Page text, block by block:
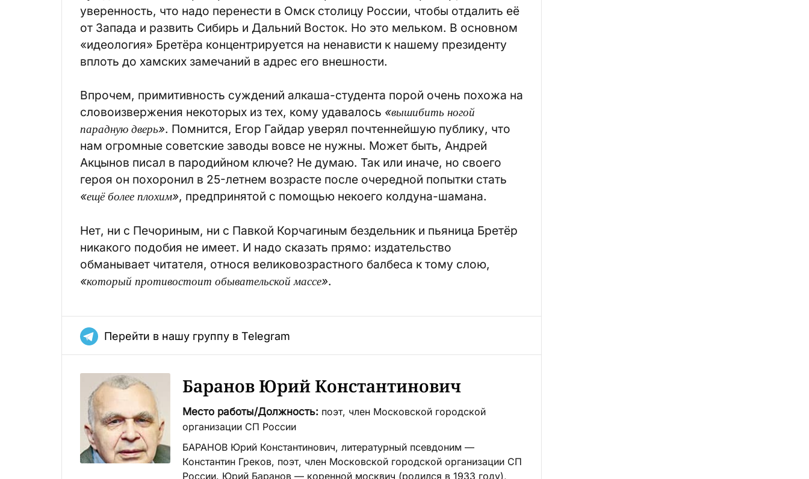
уверенность, что надо перенести в Омск столицу России, чтобы отдалить её
от Запада и развить Сибирь и Дальний Восток. Но это мельком. В основном
«идеология» Бретёра концентрируется на ненависти к нашему президенту
вплоть до хамских замечаний в адрес его внешности.
Впрочем, примитивность суждений алкаша-студента порой очень похожа на
словоизвержения некоторых из тех, кому удавалось «вышибить ногой
парадную дверь». Помнится, Егор Гайдар уверял почтеннейшую публику, что
нам огромные советские заводы вовсе не нужны. Может быть, Андрей
Акцынов писал в пародийном ключе? Не думаю. Так или иначе, но своего
героя он похоронил в 25-летнем возрасте после очередной попытки стать
«ещё более плохим», предпринятой с помощью некоего колдуна-шамана.
Нет, ни с Печориным, ни с Павкой Корчагиным бездельник и пьяница Бретёр
никакого подобия не имеет. И надо сказать прямо: издательство
обманывает читателя, относя великовозрастного балбеса к тому слою,
«который противостоит обывательской массе».
Перейти в нашу группу в Telegram
Баранов Юрий Константинович
Место работы/Должность: поэт, член Московской городской
организации СП России
БАРАНОВ Юрий Константинович, литературный псевдоним —
Константин Греков, поэт, член Московской городской организации СП
России. Юрий Баранов — коренной москвич (родился в 1933 году),